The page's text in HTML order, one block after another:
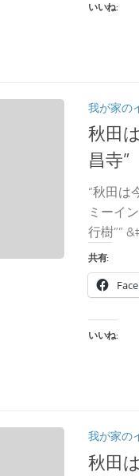
いいね:
我が家の
秋田
昌寺”
“秋田は
ミーイ
行樹””
共有:
いいね:
我が家の
秋田